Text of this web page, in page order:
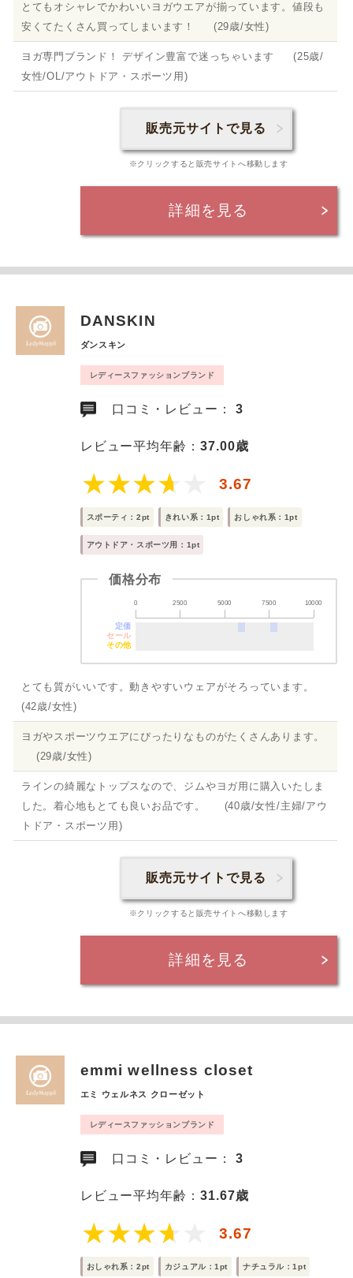
とてもオシャレでかわいいヨガウエアが揃っています。値段も
安くてたくさん買ってしまいます！ (29歳/女性)
ヨガ専門ブランド！ デザイン豊富で迷っちゃいます (25歳/
女性/OL/アウトドア・スポーツ用)
販売元サイトで見る
※クリックすると販売サイトへ移動します
詳細を見る
DANSKIN
ダンスキン
レディースファッションブランド
口コミ・レビュー：3
レビュー平均年齢：37.00歳
3.67
スポーティ：2pt きれい系：1pt おしゃれ系：1pt
アウトドア・スポーツ用：1pt
価格分布
0 2500 5000 7500 10000
定価
セール
その他
とても質がいいです。動きやすいウェアがそろっています。
(42歳/女性)
ヨガやスポーツウエアにぴったりなものがたくさんあります。
(29歳/女性)
ラインの綺麗なトップスなので、ジムやヨガ用に購入いたしま
した。着心地もとても良いお品です。 (40歳/女性/主婦/アウ
トドア・スポーツ用)
販売元サイトで見る
※クリックすると販売サイトへ移動します
詳細を見る
emmi wellness closet
エミ ウェルネス クローゼット
レディースファッションブランド
口コミ・レビュー：3
レビュー平均年齢：31.67歳
3.67
おしゃれ系：2pt カジュアル：1pt ナチュラル：1pt